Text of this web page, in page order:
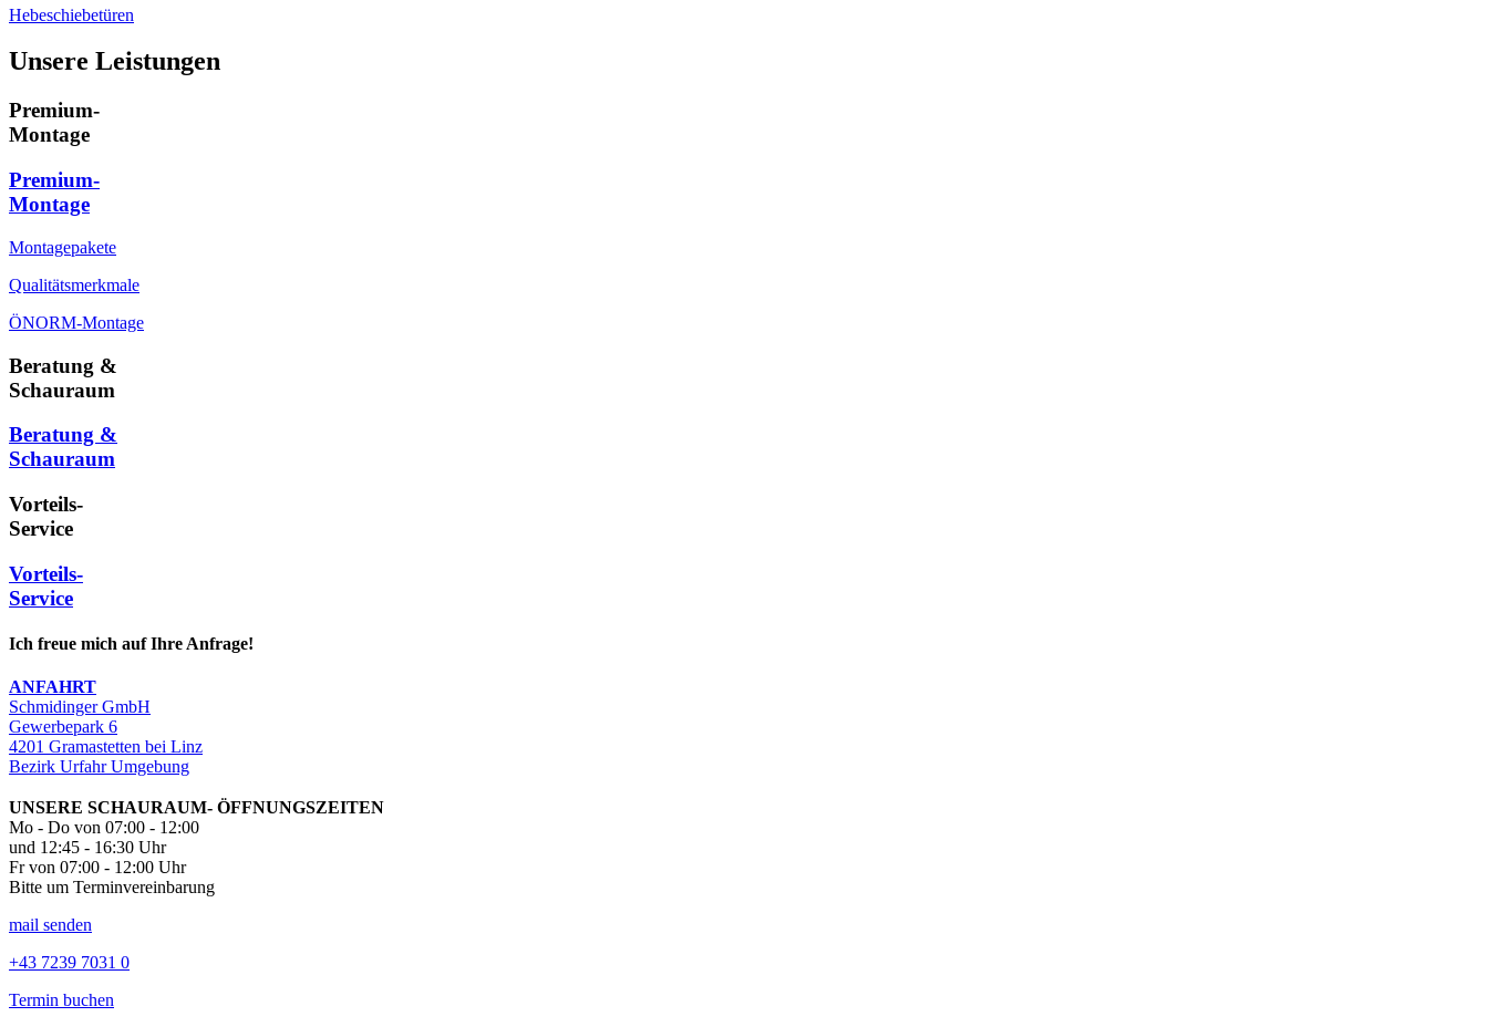
Hebeschiebetüren
Unsere Leistungen
Premium-
Montage
Premium-
Montage
Montagepakete
Qualitätsmerkmale
ÖNORM-Montage
Beratung &
Schauraum
Beratung &
Schauraum
Vorteils-
Service
Vorteils-
Service
Ich freue mich auf Ihre Anfrage!
ANFAHRT
Schmidinger GmbH
Gewerbepark 6
4201 Gramastetten bei Linz
Bezirk Urfahr Umgebung
UNSERE SCHAURAUM- ÖFFNUNGSZEITEN
Mo - Do von 07:00 - 12:00
und 12:45 - 16:30 Uhr
Fr von 07:00 - 12:00 Uhr
Bitte um Terminvereinbarung
mail senden
+43 7239 7031 0
Termin buchen